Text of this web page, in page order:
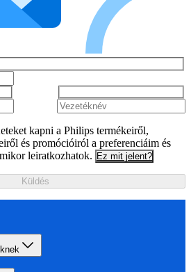
kapni a Philips termékeiről,
és promócióiról a preferenciáim és
leiratkozhatok. Ez mit jelent?
Küldés